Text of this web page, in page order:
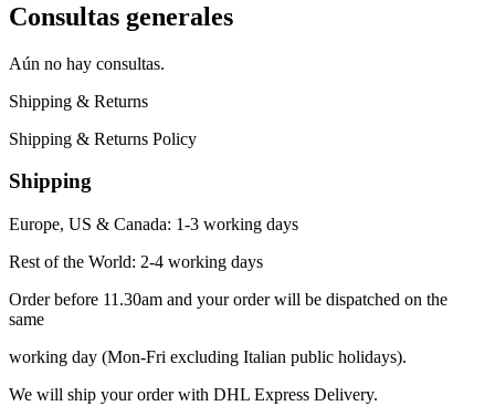
Consultas generales
Aún no hay consultas.
Shipping & Returns
Shipping & Returns Policy
Shipping
Europe, US & Canada: 1-3 working days
Rest of the World: 2-4 working days
Order before 11.30am and your order will be dispatched on the
same
working day (Mon-Fri excluding Italian public holidays).
We will ship your order with DHL Express Delivery.